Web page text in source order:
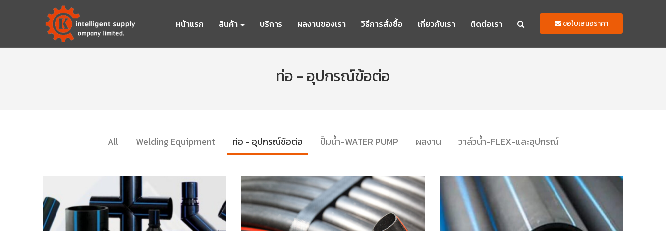
หน้าแรก สินค้า บริการ ผลงานของเรา วิธีการสั่งซื้อ เกี่ยวกับเรา ติดต่อเรา ขอใบเสนอราคา
ท่อ - อุปกรณ์ข้อต่อ
All Welding Equipment ท่อ - อุปกรณ์ข้อต่อ ปั้มน้ำ-WATER PUMP ผลงาน วาล์วน้ำ-FLEX-และอุปกรณ์